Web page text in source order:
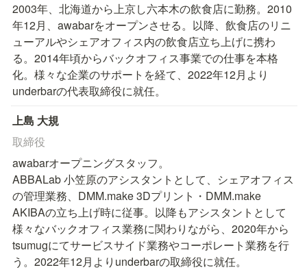
2003年、北海道から上京し六本木の飲食店に勤務。2010
年12月、awabarをオープンさせる。以降、飲食店のリニ
ューアルやシェアオフィス内の飲食店立ち上げに携わ
る。2014年頃からバックオフィス事業での仕事を本格
化。様々な企業のサポートを経て、2022年12月より
underbarの代表取締役に就任。
上島 大規
取締役
awabarオープニングスタッフ。
ABBALab 小笠原のアシスタントとして、シェアオフィス
の管理業務、DMM.make 3Dプリント・DMM.make
AKIBAの立ち上げ時に従事。以降もアシスタントとして
様々なバックオフィス業務に関わりながら、2020年から
tsumugにてサービスサイド業務やコーポレート業務を行
う。2022年12月よりunderbarの取締役に就任。